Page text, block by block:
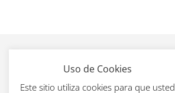
Uso de Cookies
Este sitio utiliza cookies para que usted